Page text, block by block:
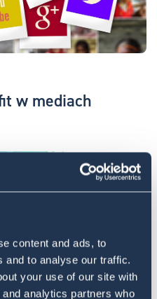
content and ads, to
and to analyse our traffic.
your use of our site with
analytics partners who
w mediach